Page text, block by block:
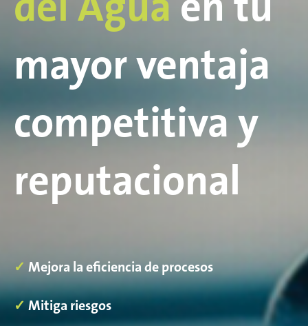
mayor ventaja
competitiva y
reputacional
✓ Mejora la eficiencia de procesos
✓ Mitiga riesgos